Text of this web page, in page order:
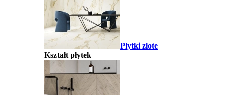
Płytki złote
Kształt płytek